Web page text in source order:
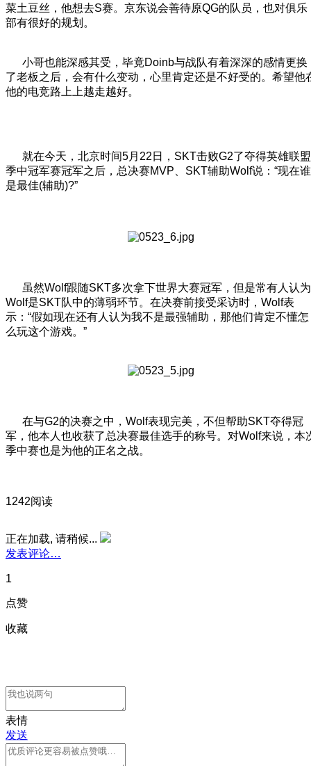
菜土豆丝，他想去S赛。京东说会善待原QG的队员，也对俱乐
部有很好的规划。
小哥也能深感其受，毕竟Doinb与战队有着深深的感情更换
了老板之后，会有什么变动，心里肯定还是不好受的。希望他
他的电竞路上上越走越好。
就在今天，北京时间5月22日，SKT击败G2了夺得英雄联盟
季中冠军赛冠军之后，总决赛MVP、SKT辅助Wolf说：“现在谁
是最佳(辅助)?”
虽然Wolf跟随SKT多次拿下世界大赛冠军，但是常有人认为
Wolf是SKT队中的薄弱环节。在决赛前接受采访时，Wolf表
示：“假如现在还有人认为我不是最强辅助，那他们肯定不懂怎
么玩这个游戏。”
在与G2的决赛之中，Wolf表现完美，不但帮助SKT夺得冠
军，他本人也收获了总决赛最佳选手的称号。对Wolf来说，本
季中赛也是为他的正名之战。
1242阅读
正在加载, 请稍候...
发表评论…
1
点赞
收藏
表情
发送